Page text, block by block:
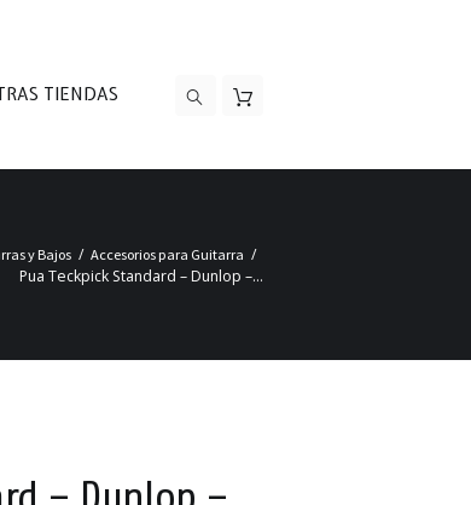
TIENDAS
y Bajos Accesorios para Guitarra
Pua Teckpick Standard – Dunlop –...